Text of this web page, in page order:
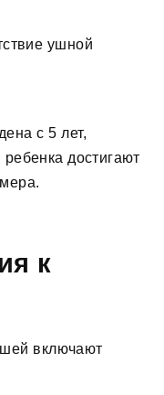
ушной
с 5 лет,
ребенка достигают
к
включают